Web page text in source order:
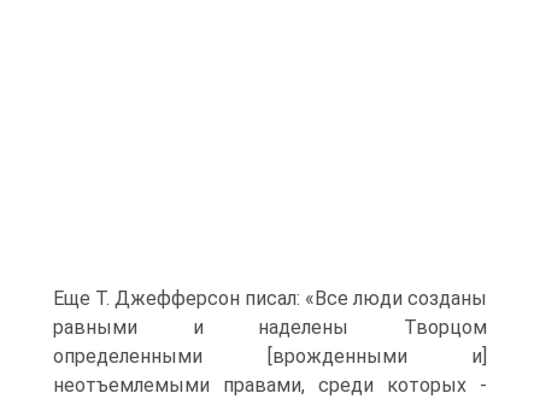
Еще Т. Джефферсон писал: «Все люди созданы
равными и наделены Творцом
определенными [врожденными и]
неотъемлемыми правами, среди которых -